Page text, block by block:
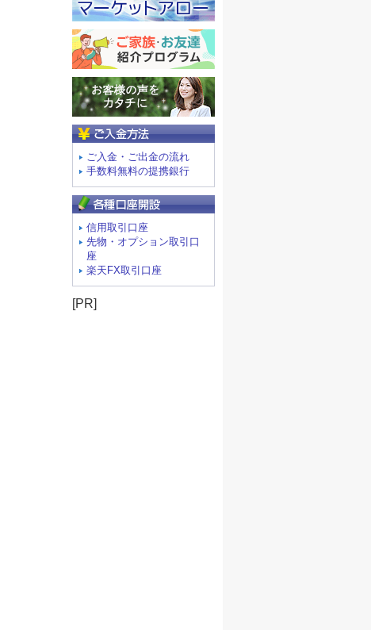
ご入金・ご出金の流れ
手数料無料の提携銀行
信用取引口座
先物・オプション取引口
座
楽天FX取引口座
[PR]